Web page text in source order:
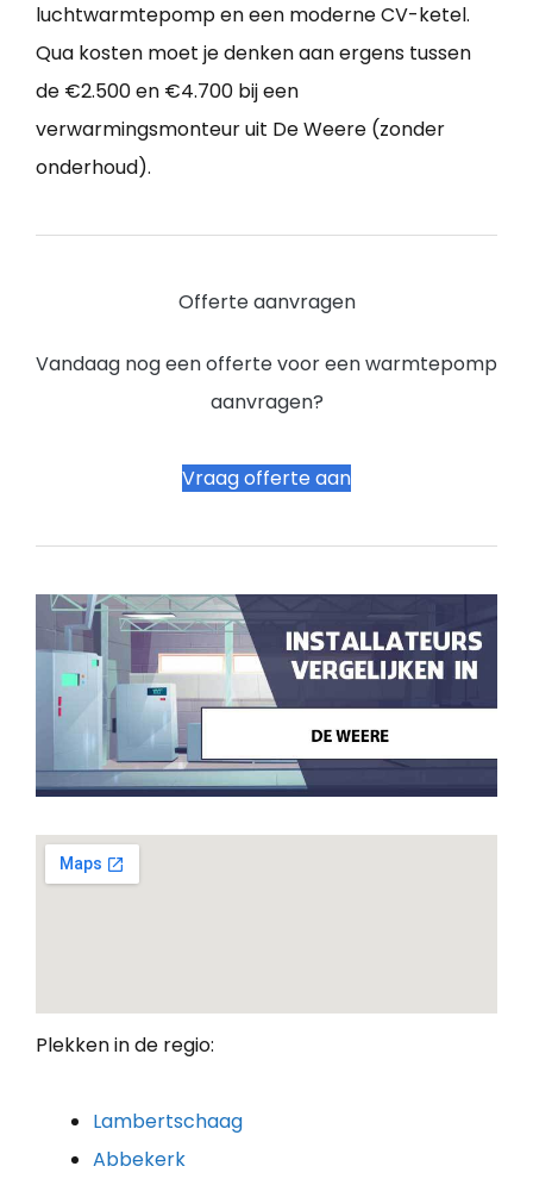
luchtwarmtepomp en een moderne CV-ketel.
Qua kosten moet je denken aan ergens tussen
de €2.500 en €4.700 bij een
verwarmingsmonteur uit De Weere (zonder
onderhoud).
Offerte aanvragen
Vandaag nog een offerte voor een warmtepomp
aanvragen?
Vraag offerte aan
Plekken in de regio:
Lambertschaag
Abbekerk